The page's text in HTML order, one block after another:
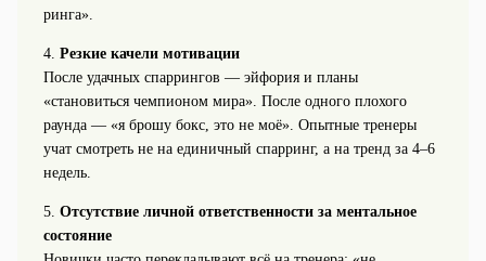
ринга».
4. Резкие качели мотивации
После удачных спаррингов — эйфория и планы
«становиться чемпионом мира». После одного плохого
раунда — «я брошу бокс, это не моё». Опытные тренеры
учат смотреть не на единичный спарринг, а на тренд за 4–6
недель.
5. Отсутствие личной ответственности за ментальное
состояние